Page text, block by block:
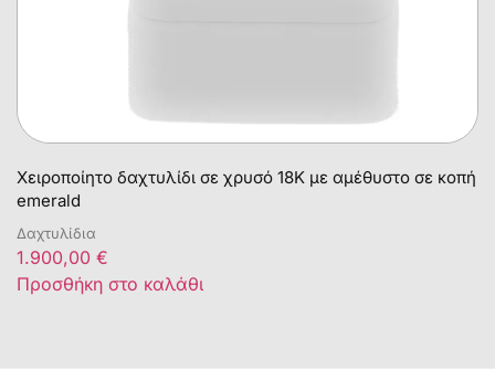
Χειροποίητο δαχτυλίδι σε χρυσό 18Κ με αμέθυστο σε κοπή
emerald
Δαχτυλίδια
1.900,00 €
Προσθήκη στο καλάθι